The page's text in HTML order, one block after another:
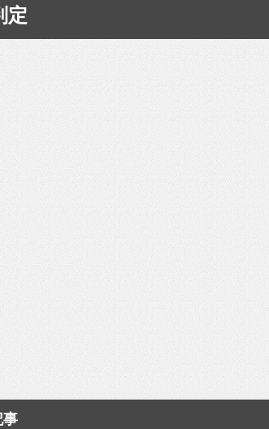
話し･･･
TE･･･
定
事